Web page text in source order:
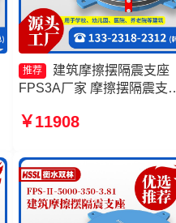
推荐
建筑摩擦摆隔震支座
FPS3A厂家 摩擦摆隔震支
家 摩擦摆减隔震球形支座
8000-300-3.48厂家
￥11908